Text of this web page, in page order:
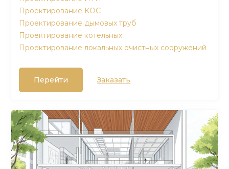
Проектирование КОС
Проектирование дымовых труб
Проектирование котельных
Проектирование локальных очистных сооружений
Перейти Заказать